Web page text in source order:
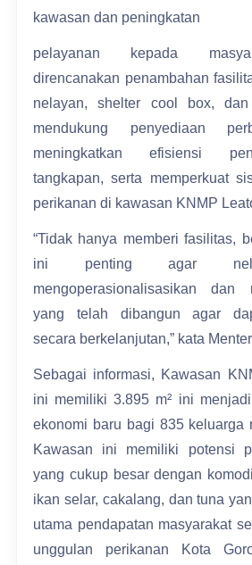
kawasan dan peningkatan
pelayanan kepada
direncanakan penambahan
nelayan, shelter cool box,
mendukung penyediaan
meningkatkan efisiensi
tangkapan, serta memperkuat
perikanan di kawasan KNMP
“Tidak hanya memberi fasilitas,
ini penting agar
mengoperasionalisasikan dan
yang telah dibangun agar
secara berkelanjutan,” kata
Sebagai informasi, Kawasan
ini memiliki 3.895 m² ini
ekonomi baru bagi 835 keluarga
Kawasan ini memiliki potensi
yang cukup besar dengan
ikan selar, cakalang, dan tuna
utama pendapatan masyarakat
unggulan perikanan Kota